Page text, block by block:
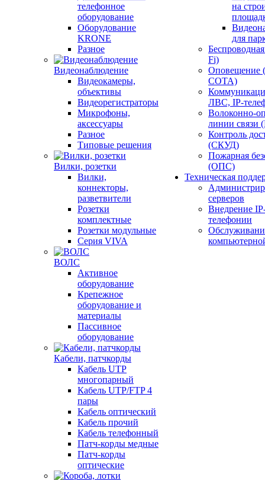
телефонное
оборудование
Оборудование
KRONE
Разное
Видеонаблюдение
Видеокамеры,
объективы
Видеорегистраторы
Микрофоны,
аксессуары
Разное
Типовые решения
Вилки, розетки
Вилки,
коннекторы,
разветвители
Розетки
комплектные
Розетки модульные
Серия VIVA
ВОЛС
Активное
оборудование
Крепежное
оборудование и
материалы
Пассивное
оборудование
Кабели, патчкорды
Кабель UTP
многопарный
Кабель UTP/FTP 4
пары
Кабель оптический
Кабель прочий
Кабель телефонный
Патч-корды медные
Патч-корды
оптические
на
для
Fi)
СОТА)
ЛВС, IP-
Волоконно-
линии
Контроль
(СКУД)
Пожарная
(ОПС)
Техническая
серверов
Внедрение
телефонии